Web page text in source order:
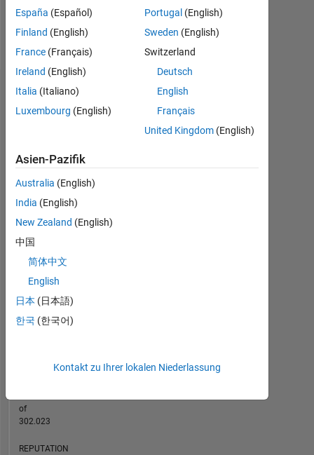
Programming
Languages:
MATLAB
Dashboard
BEITRÄGE
-2
-1
0
4
5
09/18
07/19
05/20
03/21
01/22
11/22
09/23
07/24
05/25
03/26
09/19
09/20
09/21
09/22
09/24
09/25
of
302.023
REPUTATION
España (Español)
Finland (English)
France (Français)
Ireland (English)
Italia (Italiano)
Luxembourg (English)
Portugal (English)
Sweden (English)
Switzerland
Deutsch
English
Français
United Kingdom (English)
Asien-Pazifik
Australia (English)
India (English)
New Zealand (English)
中国
简体中文
English
日本 (日本語)
한국 (한국어)
Kontakt zu Ihrer lokalen Niederlassung